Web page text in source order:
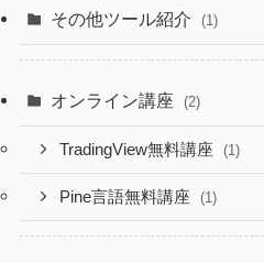
その他ツール紹介 (1)
オンライン講座 (2)
TradingView無料講座 (1)
Pine言語無料講座 (1)